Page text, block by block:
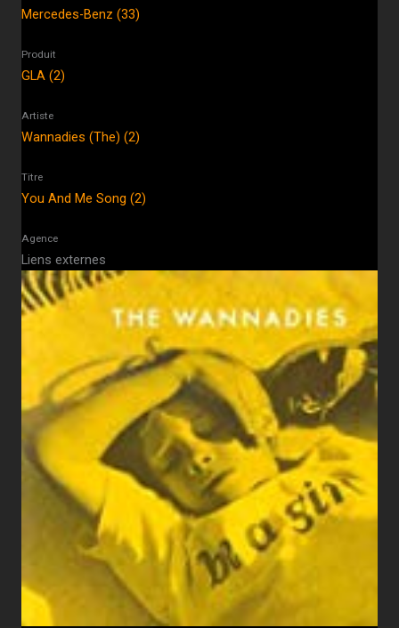
Mercedes-Benz (33)
Produit
GLA (2)
Artiste
Wannadies (The) (2)
Titre
You And Me Song (2)
Agence
Liens externes